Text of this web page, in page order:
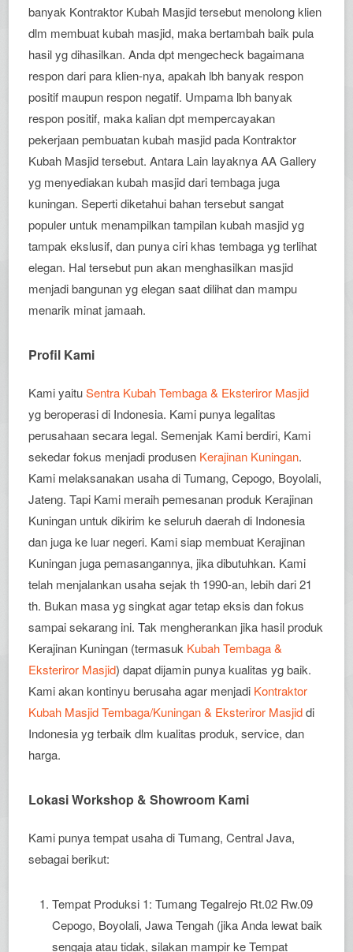
banyak Kontraktor Kubah Masjid tersebut menolong klien
dlm membuat kubah masjid, maka bertambah baik pula
hasil yg dihasilkan. Anda dpt mengecheck bagaimana
respon dari para klien-nya, apakah lbh banyak respon
positif maupun respon negatif. Umpama lbh banyak
respon positif, maka kalian dpt mempercayakan
pekerjaan pembuatan kubah masjid pada Kontraktor
Kubah Masjid tersebut. Antara Lain layaknya AA Gallery
yg menyediakan kubah masjid dari tembaga juga
kuningan. Seperti diketahui bahan tersebut sangat
populer untuk menampilkan tampilan kubah masjid yg
tampak ekslusif, dan punya ciri khas tembaga yg terlihat
elegan. Hal tersebut pun akan menghasilkan masjid
menjadi bangunan yg elegan saat dilihat dan mampu
menarik minat jamaah.
Profil Kami
Kami yaituSentra Kubah Tembaga & Eksteriror Masjid
yg beroperasi di Indonesia. Kami punya legalitas
perusahaan secara legal. Semenjak Kami berdiri, Kami
sekedar fokus menjadi produsen Kerajinan Kuningan.
Kami melaksanakan usaha di Tumang, Cepogo, Boyolali,
Jateng. Tapi Kami meraih pemesanan produk Kerajinan
Kuningan untuk dikirim ke seluruh daerah di Indonesia
dan juga ke luar negeri. Kami siap membuat Kerajinan
Kuningan juga pemasangannya, jika dibutuhkan. Kami
telah menjalankan usaha sejak th 1990-an, lebih dari 21
th. Bukan masa yg singkat agar tetap eksis dan fokus
sampai sekarang ini. Tak mengherankan jika hasil produk
Kerajinan Kuningan (termasuk Kubah Tembaga &
Eksteriror Masjid) dapat dijamin punya kualitas yg baik.
Kami akan kontinyu berusaha agar menjadi Kontraktor
Kubah Masjid Tembaga/Kuningan & Eksteriror Masjiddi
Indonesia yg terbaik dlm kualitas produk, service, dan
harga.
Lokasi Workshop & Showroom Kami
Kami punya tempat usaha di Tumang, Central Java,
sebagai berikut:
Tempat Produksi 1: Tumang Tegalrejo Rt.02 Rw.09
Cepogo, Boyolali, Jawa Tengah (jika Anda lewat baik
sengaja atau tidak, silakan mampir ke Tempat